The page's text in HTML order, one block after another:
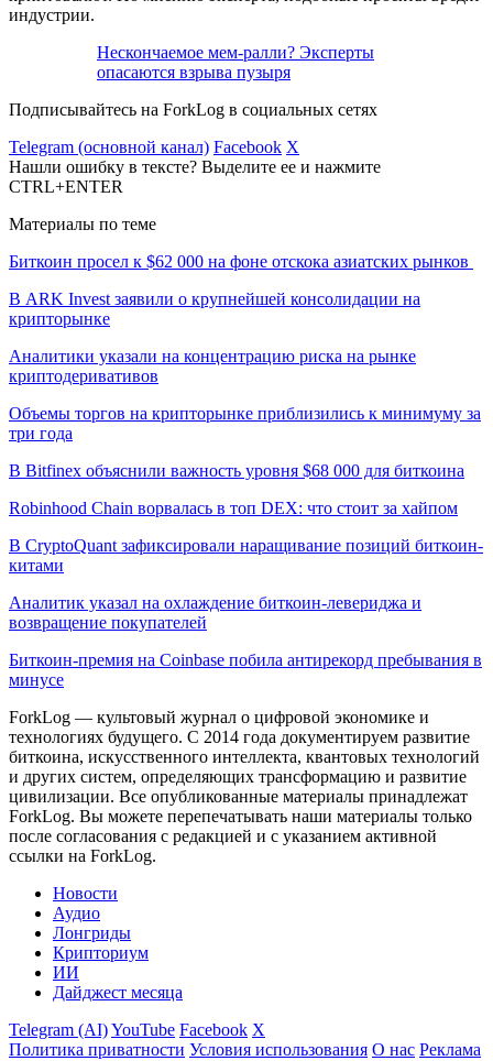
индустрии.
Нескончаемое мем-ралли? Эксперты
опасаются взрыва пузыря
Подписывайтесь на ForkLog в социальных сетях
Telegram (основной канал) Facebook X
Нашли ошибку в тексте? Выделите ее и нажмите
CTRL+ENTER
Материалы по теме
Биткоин просел к $62 000 на фоне отскока азиатских рынков
В ARK Invest заявили о крупнейшей консолидации на
крипторынке
Аналитики указали на концентрацию риска на рынке
криптодеривативов
Объемы торгов на крипторынке приблизились к минимуму за
три года
В Bitfinex объяснили важность уровня $68 000 для биткоина
Robinhood Chain ворвалась в топ DEX: что стоит за хайпом
В CryptoQuant зафиксировали наращивание позиций биткоин-
китами
Аналитик указал на охлаждение биткоин-левериджа и
возвращение покупателей
Биткоин-премия на Coinbase побила антирекорд пребывания в
минусе
ForkLog — культовый журнал о цифровой экономике и
технологиях будущего. С 2014 года документируем развитие
биткоина, искусственного интеллекта, квантовых технологий
и других систем, определяющих трансформацию и развитие
цивилизации. Все опубликованные материалы принадлежат
ForkLog. Вы можете перепечатывать наши материалы только
после согласования с редакцией и с указанием активной
ссылки на ForkLog.
Новости
Аудио
Лонгриды
Крипториум
ИИ
Дайджест месяца
Telegram (AI)YouTube Facebook X
Политика приватности Условия использования О нас Реклама